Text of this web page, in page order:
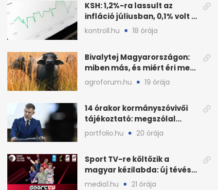
KSH: 1,2%-ra lassult az
infláció júliusban, 0,1% volt a
havi áresés
kontroll.hu 18 órája
Bivalytej Magyarországon:
miben más, és miért éri meg
feldolgozni?
agroforum.hu 19 órája
14 órakor kormányszóvivői
tájékoztató: megszólal
Magyar Péter is
portfolio.hu 20 órája
Sport TV-re költözik a
magyar kézilabda: új tévés
megállapodás
media1.hu 21 órája